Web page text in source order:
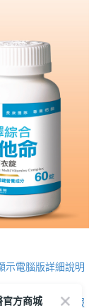
示電腦版詳細說明
客服
方商城